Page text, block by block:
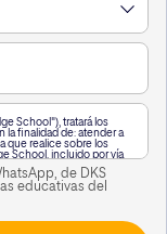
por la
School"), tratará los
la finalidad de: atender a
que realice sobre los
School, incluido por vía
informado de nuestra
sus datos de carácter
de sus intereses.
de DKS
educativas del